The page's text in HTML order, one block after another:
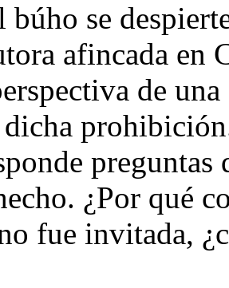
búho se
afincada en
de
preguntas
¿Por qué
fue invitada,